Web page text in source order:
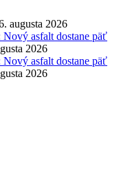
augusta 2026
asfalt dostane päť
2026
asfalt dostane päť
2026